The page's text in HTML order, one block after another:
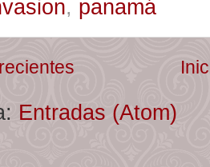
, panamá
Entradas (Atom)